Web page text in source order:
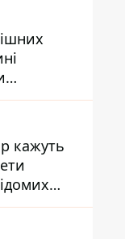
місцях
кажуть